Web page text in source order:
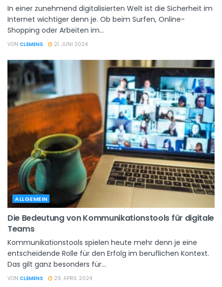
In einer zunehmend digitalisierten Welt ist die Sicherheit im
Internet wichtiger denn je. Ob beim Surfen, Online-
Shopping oder Arbeiten im...
VON CLEMENS 21. JUNI 2024
ALLGEMEIN
Die Bedeutung von Kommunikationstools für digitale
Teams
Kommunikationstools spielen heute mehr denn je eine
entscheidende Rolle für den Erfolg im beruflichen Kontext.
Das gilt ganz besonders für...
VON CLEMENS 29. APRIL 2024